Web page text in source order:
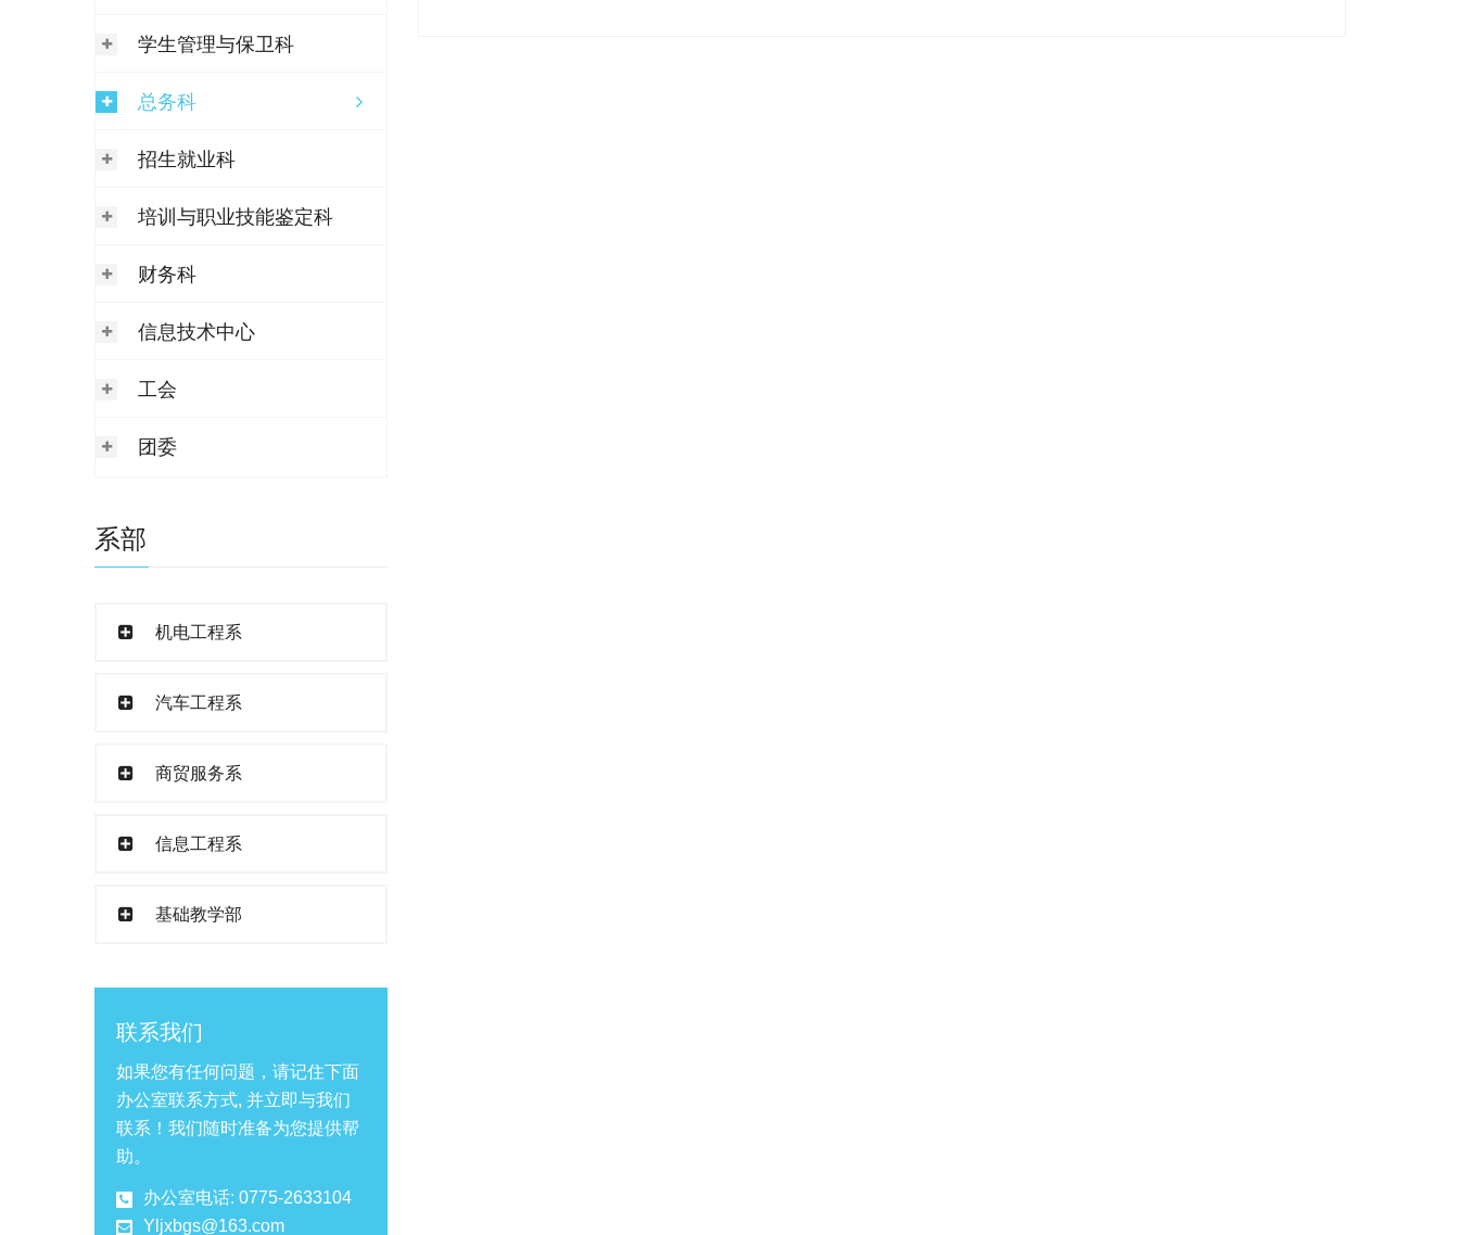
学生管理与保卫科
总务科
招生就业科
培训与职业技能鉴定科
财务科
信息技术中心
工会
团委
系部
机电工程系
汽车工程系
商贸服务系
信息工程系
基础教学部
联系我们
如果您有任何问题，请记住下面
办公室联系方式, 并立即与我们
联系！我们随时准备为您提供帮
助。
办公室电话: 0775-2633104
Yljxbgs@163.com